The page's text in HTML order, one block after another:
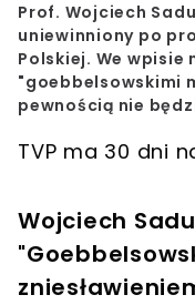
Prof. Wojciech
uniewinniony po
Polskiej. We wpisie
"goebbelsowskimi
pewnością nie
TVP ma 30 dni
Wojciech